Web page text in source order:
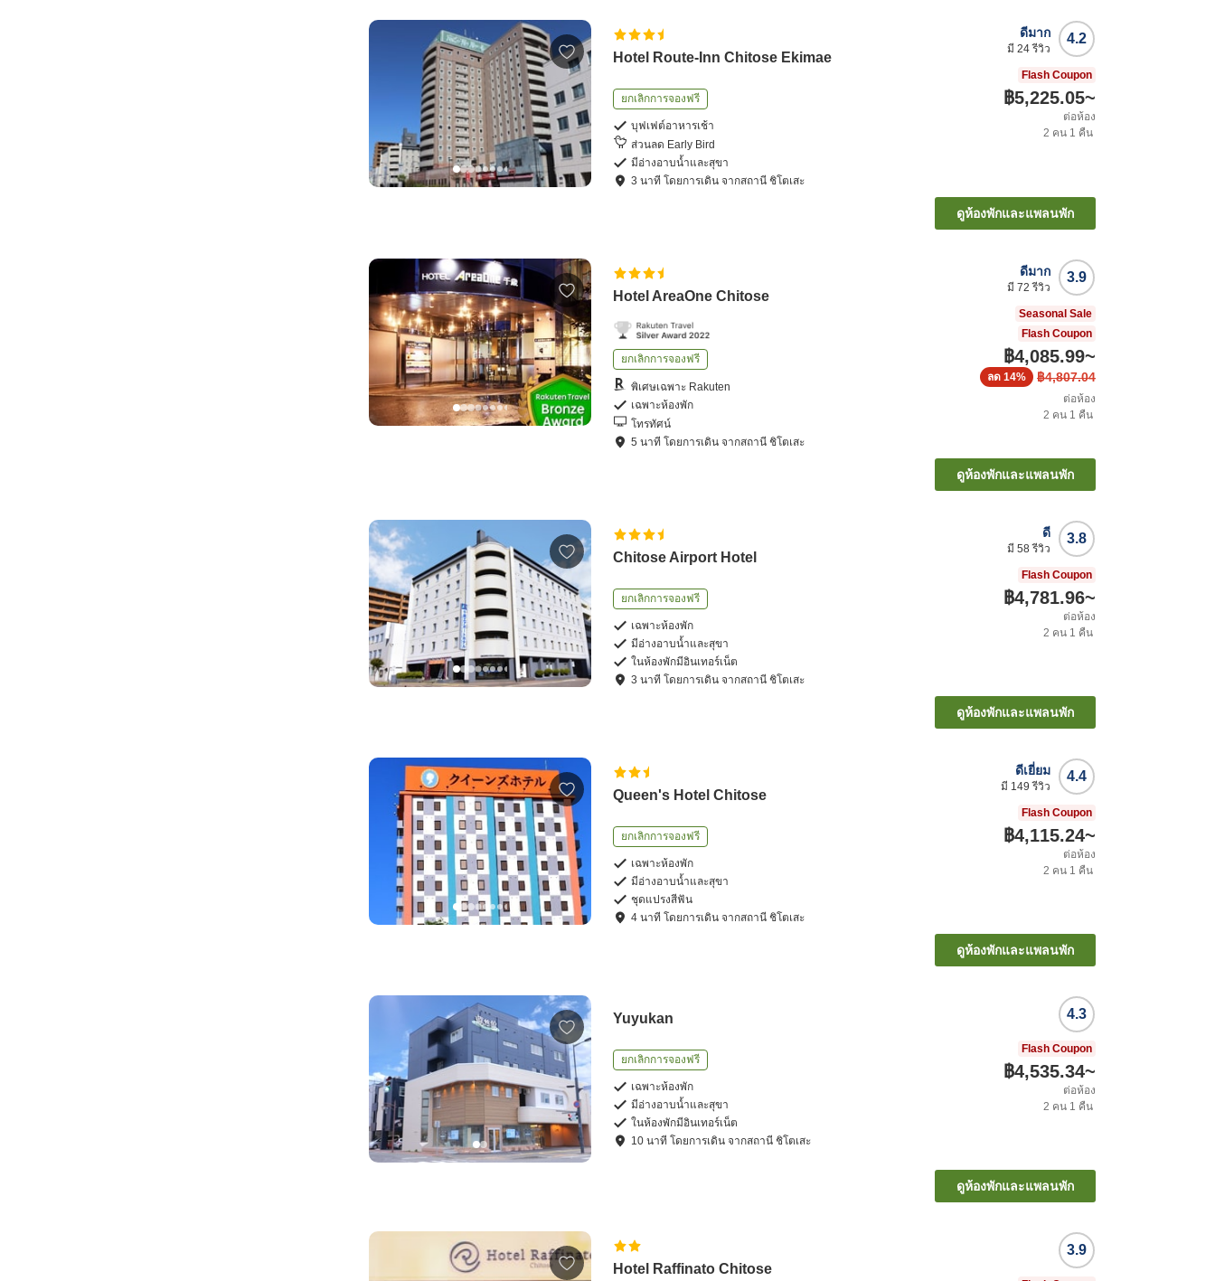
Hotel Route-Inn Chitose Ekimae
ยกเลิกการจองฟรี
บุฟเฟต์อาหารเช้า
ส่วนลด Early Bird
มีอ่างอาบน้ำและสุขา
3 นาที โดยการเดิน จากสถานี ชิโตเสะ
4.2
ดีมาก
มี 24รีวิว
Flash Coupon
฿5,225.05~
ต่อห้อง
2 คน 1 คืน
ดูห้องพักและแพลนพัก
Hotel AreaOne Chitose
ยกเลิกการจองฟรี
พิเศษเฉพาะ Rakuten
เฉพาะห้องพัก
โทรทัศน์
5 นาที โดยการเดิน จากสถานี ชิโตเสะ
3.9
ดีมาก
มี 72 รีวิว
Seasonal Sale
Flash Coupon
฿4,085.99~
฿4,807.04
ลด 14%
ต่อห้อง
2 คน 1 คืน
ดูห้องพักและแพลนพัก
Chitose Airport Hotel
ยกเลิกการจองฟรี
เฉพาะห้องพัก
มีอ่างอาบน้ำและสุขา
ในห้องพักมีอินเทอร์เน็ต
3 นาที โดยการเดิน จากสถานี ชิโตเสะ
3.8
ดี
มี 58รีวิว
Flash Coupon
฿4,781.96~
ต่อห้อง
2 คน 1 คืน
ดูห้องพักและแพลนพัก
Queen's Hotel Chitose
ยกเลิกการจองฟรี
เฉพาะห้องพัก
มีอ่างอาบน้ำและสุขา
ชุดแปรงสีฟัน
4 นาที โดยการเดิน จากสถานี ชิโตเสะ
4.4
ดีเยี่ยม
มี 149 รีวิว
Flash Coupon
฿4,115.24~
ต่อห้อง
2 คน 1 คืน
ดูห้องพักและแพลนพัก
Yuyukan
ยกเลิกการจองฟรี
เฉพาะห้องพัก
มีอ่างอาบน้ำและสุขา
ในห้องพักมีอินเทอร์เน็ต
10 นาที โดยการเดิน จากสถานี ชิโตเสะ
4.3
Flash Coupon
฿4,535.34~
ต่อห้อง
2 คน 1 คืน
ดูห้องพักและแพลนพัก
Hotel Raffinato Chitose
3.9